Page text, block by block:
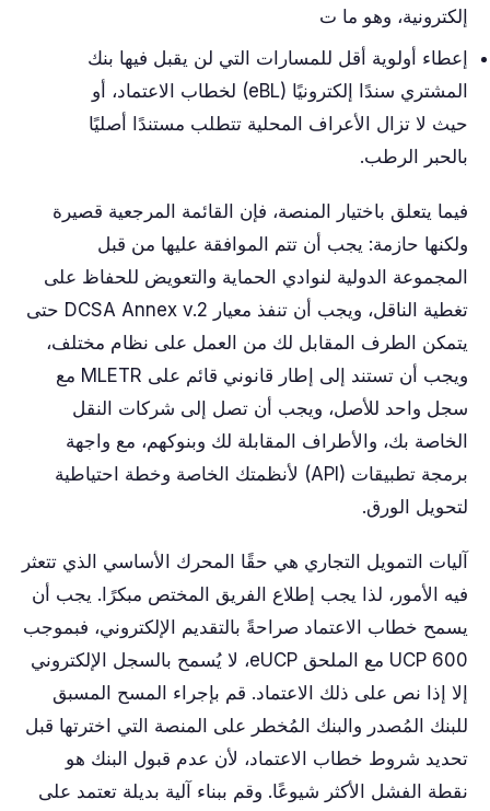
إلكترونية، وهو ما ت
إعطاء أولوية أقل للمسارات التي لن يقبل فيها بنك
المشتري سندًا إلكترونيًا (eBL) لخطاب الاعتماد، أو
حيث لا تزال الأعراف المحلية تتطلب مستندًا أصليًا
بالحبر الرطب.
فيما يتعلق باختيار المنصة، فإن القائمة المرجعية قصيرة
ولكنها حازمة: يجب أن تتم الموافقة عليها من قبل
المجموعة الدولية لنوادي الحماية والتعويض للحفاظ على
تغطية الناقل، ويجب أن تنفذ معيار DCSA Annex v.2 حتى
يتمكن الطرف المقابل لك من العمل على نظام مختلف،
ويجب أن تستند إلى إطار قانوني قائم على MLETR مع
سجل واحد للأصل، ويجب أن تصل إلى شركات النقل
الخاصة بك، والأطراف المقابلة لك وبنوكهم، مع واجهة
برمجة تطبيقات (API) لأنظمتك الخاصة وخطة احتياطية
لتحويل الورق.
آليات التمويل التجاري هي حقًا المحرك الأساسي الذي تتعثر
فيه الأمور، لذا يجب إطلاع الفريق المختص مبكرًا. يجب أن
يسمح خطاب الاعتماد صراحةً بالتقديم الإلكتروني، فبموجب
UCP 600 مع الملحق eUCP، لا يُسمح بالسجل الإلكتروني
إلا إذا نص على ذلك الاعتماد. قم بإجراء المسح المسبق
للبنك المُصدر والبنك المُخطر على المنصة التي اخترتها قبل
تحديد شروط خطاب الاعتماد، لأن عدم قبول البنك هو
نقطة الفشل الأكثر شيوعًا. وقم ببناء آلية بديلة تعتمد على